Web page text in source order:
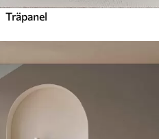
Träpanel